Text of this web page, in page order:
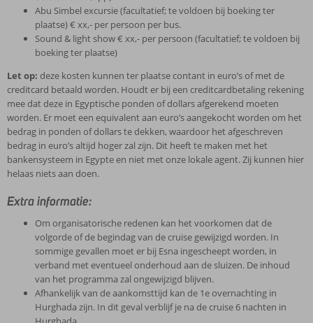
Abu Simbel excursie (facultatief; te voldoen bij boeking ter
plaatse) € xx,- per persoon per bus.
Sound & light show € xx,- per persoon (facultatief; te voldoen bij
boeking ter plaatse)
Let op: deze kosten kunnen ter plaatse contant in euro’s of met de
creditcard betaald worden. Houdt er bij een creditcardbetaling rekening
mee dat deze in Egyptische ponden of dollars afgerekend moeten
worden. Er moet een equivalent aan euro’s aangekocht worden om het
bedrag in ponden of dollars te dekken, waardoor het afgeschreven
bedrag in euro’s altijd hoger zal zijn. Dit heeft te maken met het
bankensysteem in Egypte en niet met onze lokale agent. Zij kunnen hier
helaas niets aan doen.
Extra informatie:
Om organisatorische redenen kan het voorkomen dat de
volgorde of de begindag van de cruise gewijzigd worden. In
sommige gevallen moet er bij Esna ingescheept worden, in
verband met eventueel onderhoud aan de sluizen. De inhoud
van het programma zal ongewijzigd blijven.
Afhankelijk van de aankomsttijd kan de 1e overnachting in
Hurghada zijn. In dit geval verblijf je na de cruise 6 nachten in